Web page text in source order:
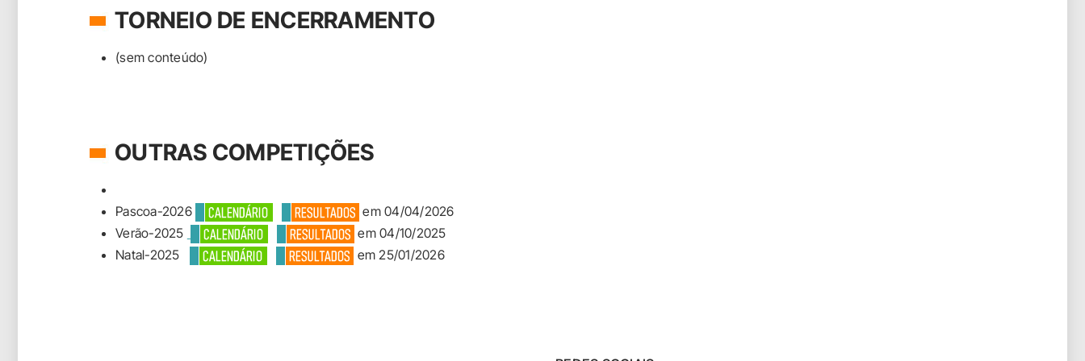
TORNEIO DE ENCERRAMENTO
(sem conteúdo)
OUTRAS COMPETIÇÕES
Pascoa-2026
em 04/04/2026
Verão-2025
em 04/10/2025
Natal-2025
em 25/01/2026